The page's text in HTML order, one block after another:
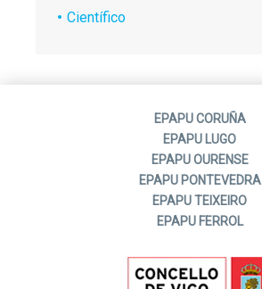
Científico
EPAPU CORUÑA
EPAPU LUGO
EPAPU OURENSE
EPAPU PONTEVEDRA
EPAPU TEIXEIRO
EPAPU FERROL